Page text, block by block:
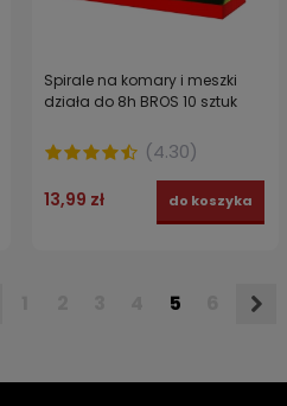
Spirale na komary i meszki
działa do 8h BROS 10 sztuk
(4.30)
13,99 zł do koszyka
5